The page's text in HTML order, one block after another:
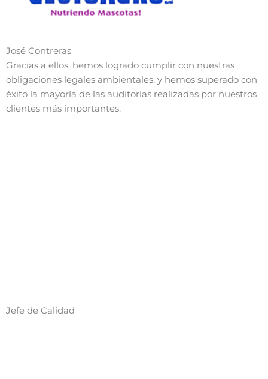
José Contreras
Gracias a ellos, hemos logrado cumplir con nuestras
obligaciones legales ambientales, y hemos superado con
éxito la mayoría de las auditorías realizadas por nuestros
clientes más importantes.
Jefe de Calidad